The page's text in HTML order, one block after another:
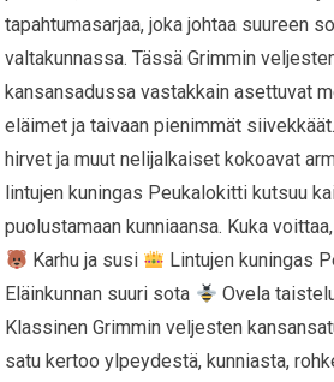
tapahtumasarjaa, joka johtaa suureen
valtakunnassa. Tässä Grimmin
kansansadussa vastakkain asettuvat
eläimet ja taivaan pienimmät
hirvet ja muut nelijalkaiset kokoavat
lintujen kuningas Peukalokitti kutsuu
puolustamaan kunniaansa. Kuka
Karhu ja susi
Lintujen kuningas
Eläinkunnan suuri sota
Ovela
Klassinen Grimmin veljesten
satu kertoo ylpeydestä, kunniasta,